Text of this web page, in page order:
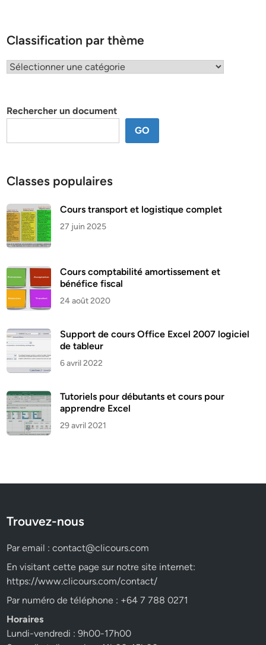
Classification par thème
Classification
Rechercher un document
GO
Classes populaires
Cours transport et logistique complet
27 juin 2025
Cours comptabilité amortissement et
bénéfice fiscal
24 août 2020
Support de cours Office Excel 2007 logiciel
de tableur
6 avril 2022
Tutoriels pour débutants et cours pour
apprendre Excel
29 avril 2021
Trouvez-nous
Par email :contact@clicours.com
En visitant cette page sur notre site internet:
https://www.clicours.com/contact/
Par numéro de téléphone : +64 7 788 0271
Horaires
Lundi-vendredi : 9h00-17h00